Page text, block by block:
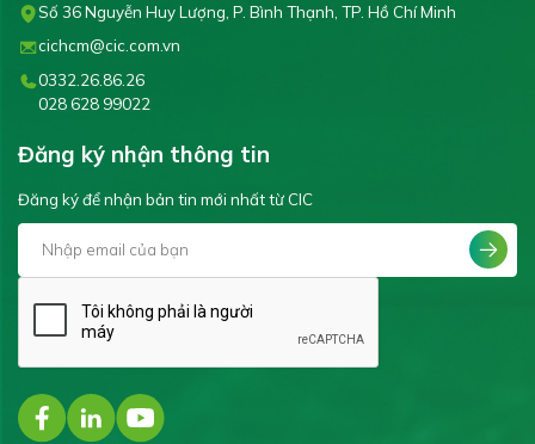
Số 36 Nguyễn Huy Lượng, P. Bình Thạnh, TP. Hồ Chí Minh
cichcm@cic.com.vn
0332.26.86.26
028 628 99022
Đăng ký nhận thông tin
Đăng ký để nhận bản tin mới nhất từ CIC